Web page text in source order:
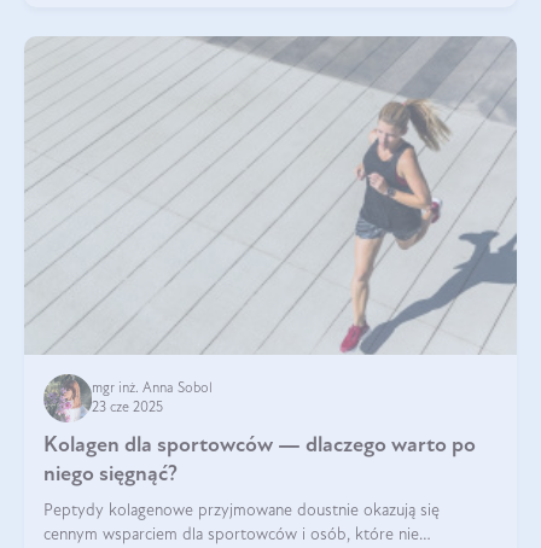
mgr inż. Anna Sobol
23 cze 2025
Kolagen dla sportowców — dlaczego warto po
niego sięgnąć?
Peptydy kolagenowe przyjmowane doustnie okazują się
cennym wsparciem dla sportowców i osób, które nie